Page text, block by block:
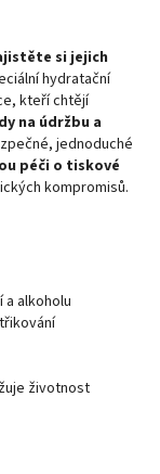
si jejich
hydratační
kteří chtějí
na údržbu a
jednoduché
péči o tiskové
kompromisů.
alkoholu
životnost